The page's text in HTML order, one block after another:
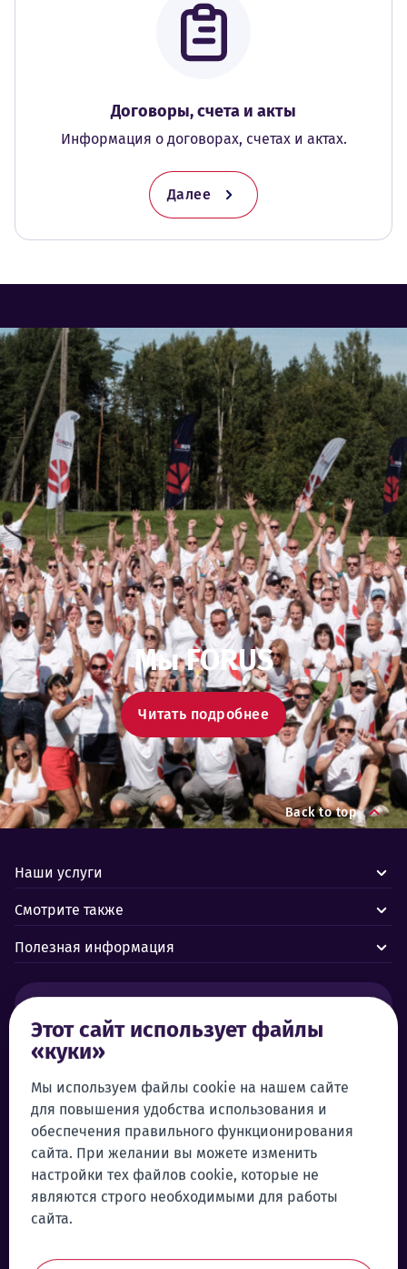
Этот сайт использует файлы
«куки»
Мы используем файлы cookie на нашем сайте
для повышения удобства использования и
обеспечения правильного функционирования
сайта. При желании вы можете изменить
настройки тех файлов cookie, которые не
являются строго необходимыми для работы
сайта.
Договоры, счета и акты
Информация о договорах, счетах и актах.
Далее
Мы FORUS
Читать подробнее
Back to top
Наши услуги
Смотрите также
Полезная информация
Центр управления Forus 24/7
+372 619 1999
klienditeenindus@forus.ee
Самообслуживание
Войти в систему самообслуживания
Общие контактные данные:
Телефон намеков: